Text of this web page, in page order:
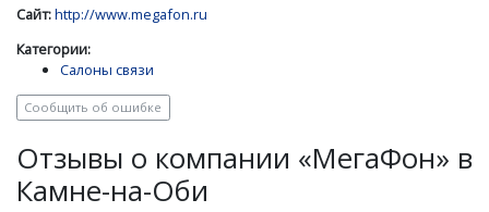
Сайт:http://www.megafon.ru
Категории:
Салоны связи
Сообщить об ошибке
Отзывы о компании «МегаФон» в
Камне-на-Оби